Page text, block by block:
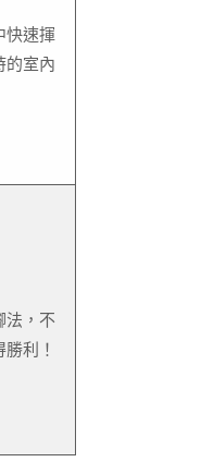
快速揮
的室內
法，不
利！